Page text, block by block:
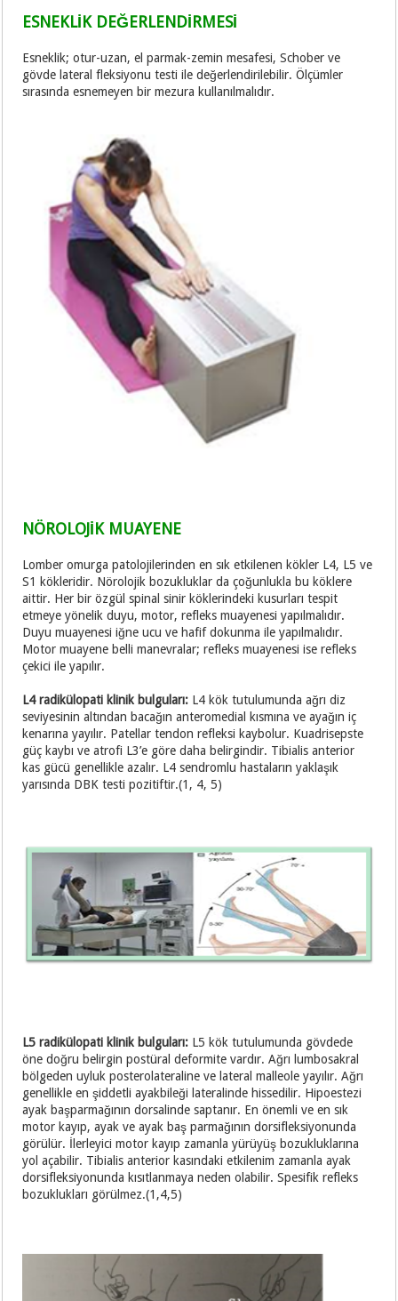
ESNEKLİK DEĞERLENDİRMESİ
Esneklik; otur-uzan, el parmak-zemin mesafesi, Schober ve
gövde lateral fleksiyonu testi ile değerlendirilebilir. Ölçümler
sırasında esnemeyen bir mezura kullanılmalıdır.
NÖROLOJİK MUAYENE
Lomber omurga patolojilerinden en sık etkilenen kökler L4, L5 ve
S1 kökleridir. Nörolojik bozukluklar da çoğunlukla bu köklere
aittir. Her bir özgül spinal sinir köklerindeki kusurları tespit
etmeye yönelik duyu, motor, refleks muayenesi yapılmalıdır.
Duyu muayenesi iğne ucu ve hafif dokunma ile yapılmalıdır.
Motor muayene belli manevralar; refleks muayenesi ise refleks
çekici ile yapılır.
L4 radikülopati klinik bulguları: L4 kök tutulumunda ağrı diz
seviyesinin altından bacağın anteromedial kısmına ve ayağın iç
kenarına yayılır. Patellar tendon refleksi kaybolur. Kuadrisepste
güç kaybı ve atrofi L3’e göre daha belirgindir. Tibialis anterior
kas gücü genellikle azalır. L4 sendromlu hastaların yaklaşık
yarısında DBK testi pozitiftir.(1, 4, 5)
L5 radikülopati klinik bulguları: L5 kök tutulumunda gövdede
öne doğru belirgin postüral deformite vardır. Ağrı lumbosakral
bölgeden uyluk posterolateraline ve lateral malleole yayılır. Ağrı
genellikle en şiddetli ayakbileği lateralinde hissedilir. Hipoestezi
ayak başparmağının dorsalinde saptanır. En önemli ve en sık
motor kayıp, ayak ve ayak baş parmağının dorsifleksiyonunda
görülür. İlerleyici motor kayıp zamanla yürüyüş bozukluklarına
yol açabilir. Tibialis anterior kasındaki etkilenim zamanla ayak
dorsifleksiyonunda kısıtlanmaya neden olabilir. Spesifik refleks
bozuklukları görülmez.(1,4,5)